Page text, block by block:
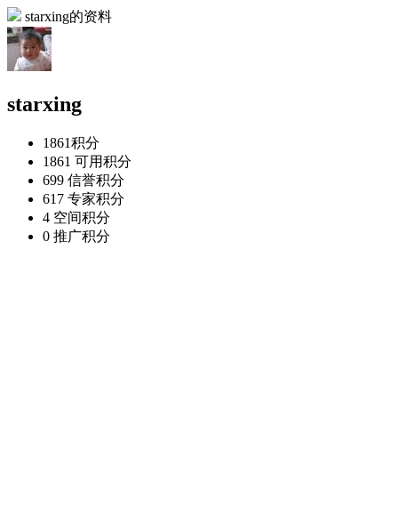
starxing的资料
starxing
1861积分
1861 可用积分
699 信誉积分
617 专家积分
4 空间积分
0 推广积分